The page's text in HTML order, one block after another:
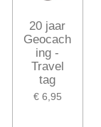
20 jaar
Geocach
ing -
Travel
tag
€ 6,95